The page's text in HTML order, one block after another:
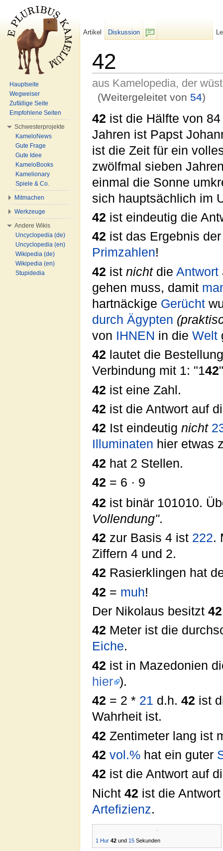
42
aus Kamelopedia, der
(Weitergeleitet von 54)
42 ist die Hälfte von
Jahren ist Papst
ist die Zeit für ein
zwölfmal sieben
einmal die Sonne
sich hauptsächlich im
42 ist eindeutig die
42 ist das Ergebnis
Primzahlen!
42 ist nichtdie Antwort
gehen muss, damit
hartnäckige Gerücht
durch Ägypten
von IHNEN in die Welt
42 lautet die
Verbindung mit 1: "142
42 ist eine Zahl.
42 ist die Antwort auf
42 Ist eindeutig nicht
Illuminaten hier etwas
42 hat 2 Stellen.
42 = 6 · 9
42 ist binär 101010.
Vollendung".
42 zur Basis 4 ist 222.
Ziffern 4 und 2.
42 Rasierklingen hat
42 = muh!
Der Nikolaus besitzt 42
42 Meter ist die
Eiche.
42 ist in Mazedonien
hier ).
42 = 2 * 21 d.h. 42 ist
Wahrheit ist.
42 Zentimeter lang ist
42 vol.% hat ein guter
42 ist die Antwort auf
Nicht 42 ist die
Artefizienz.
1 Hur 42 und 15 Sekunden
Artikel
Diskussion
Hauptseite
Wegweiser
Zufällige Seite
Empfohlene Seiten
Schwesterprojekte
KameloNews
Gute Frage
Gute Idee
KameloBooks
Kamelionary
Spiele & Co.
Mitmachen
Werkzeuge
Andere Wikis
Uncyclopedia (de)
Uncyclopedia (en)
Wikipedia (de)
Wikipedia (en)
Stupidedia